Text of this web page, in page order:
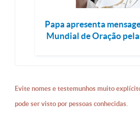
Papa apresenta
Mundial de Oração
Evite nomes e testemunhos muito
pode ser visto por pessoas conhecidas.